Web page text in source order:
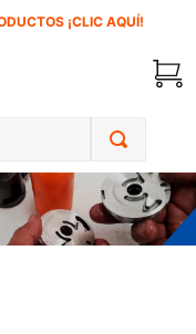
¡CLIC AQUÍ!
MÁS BUSCADOS